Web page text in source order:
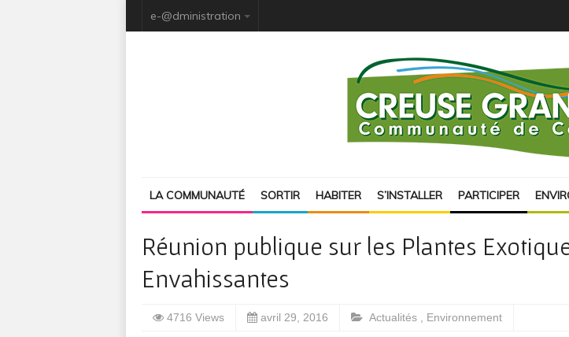
e-@dministration
LA COMMUNAUTÉ SORTIR HABITER S’INSTALLER PARTICIPER
Réunion publique sur les Plantes
Envahissantes
4716 Views avril 29, 2016 Actualités Environnement